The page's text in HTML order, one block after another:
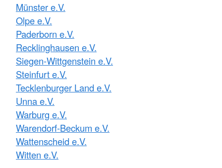
Münster e.V.
Olpe e.V.
Paderborn e.V.
Recklinghausen e.V.
Siegen-Wittgenstein e.V.
Steinfurt e.V.
Tecklenburger Land e.V.
Unna e.V.
Warburg e.V.
Warendorf-Beckum e.V.
Wattenscheid e.V.
Witten e.V.